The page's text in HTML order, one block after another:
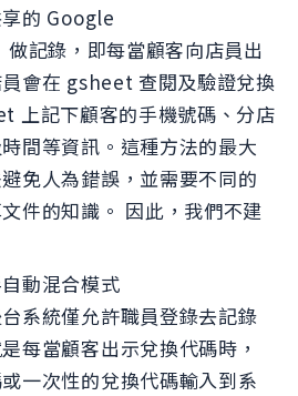
的 Google
記錄，即每當顧客向店員出
會在 gsheet 查閱及驗證兌換
上記下顧客的手機號碼、分店
間等資訊。這種方法的最大
免人為錯誤，並需要不同的
件的知識。 因此，我們不建
動混合模式
系統僅允許職員登錄去記錄
每當顧客出示兌換代碼時，
一次性的兌換代碼輸入到系